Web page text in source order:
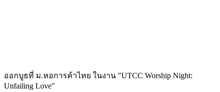
ออกบูธที่ ม.หอการค้าไทย ในงาน "UTCC Worship Night:
Unfailing Love"